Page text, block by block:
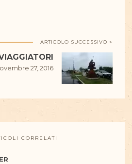
ARTICOLO SUCCESSIVO >
27, 2016
CORRELATI